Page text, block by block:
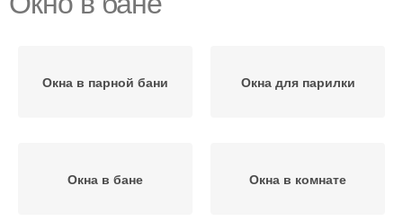
Окна в парной бани Окна для парилки
Окна в бане Окна в комнате